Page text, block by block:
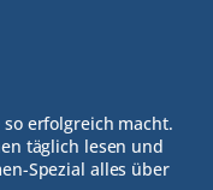
erfolgreich macht.
täglich lesen und
Spezial alles über